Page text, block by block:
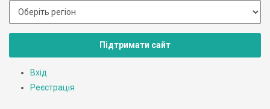
Підтримати сайт
Вхід
Реєстрація